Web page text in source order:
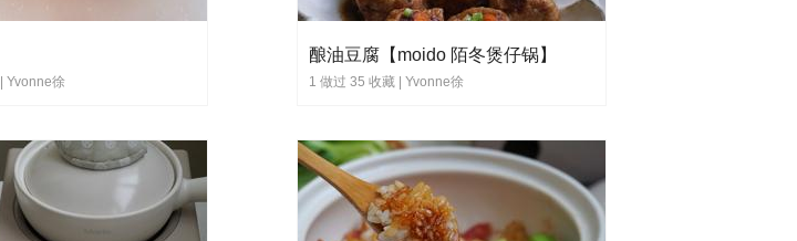
Yvonne徐
酿油豆腐【moido 陌冬煲仔锅】
1 做过 35 收藏 | Yvonne徐